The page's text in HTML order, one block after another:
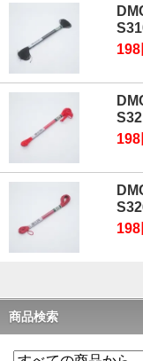
商品検索